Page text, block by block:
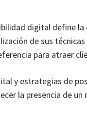
digital define
de sus
para atraer
y estrategias de
la presencia de un